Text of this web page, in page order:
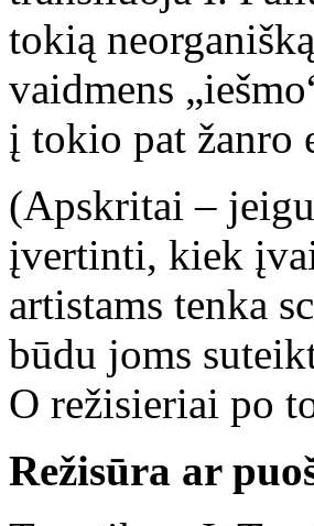
tokią
vaidmens
į tokio pat žanro
(Apskritai –
įvertinti, kiek
artistams tenka
būdu joms
O režisieriai po
Režisūra ar